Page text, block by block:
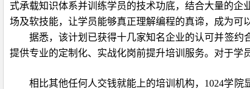
式承载知识体系并训练学员的技术功底，结合大量的
场及软技能，让学员能够真正理解编程的真谛，成为可
据悉，该计划已获得十几家知名企业的认可并签约
提供专业的定制化、实战化岗前提升培训服务。对于学
相比其他任何人交钱就能上的培训机构， 1024学院